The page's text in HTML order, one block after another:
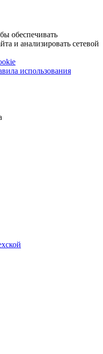
обеспечивать
и анализировать сетевой
использования